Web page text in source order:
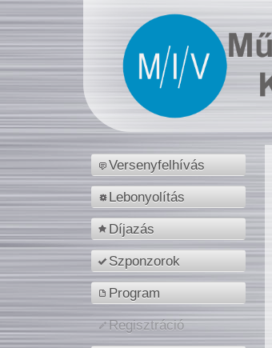
Versenyfelhívás
Lebonyolítás
Díjazás
Szponzorok
Program
Regisztráció